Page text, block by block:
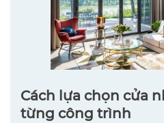
Cách lựa chọn cửa
từng công trình